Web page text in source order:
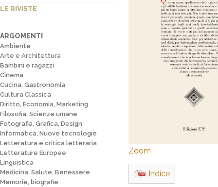
LE RIVISTE
ARGOMENTI
Ambiente
Arte e Architettura
Bambini e ragazzi
Cinema
Cucina, Gastronomia
Cultura Classica
Diritto, Economia, Marketing
Filosofia, Scienze umane
Fotografia, Grafica, Design
Informatica, Nuove tecnologie
Letteratura e critica letteraria
Letterature Europee
Linguistica
Medicina, Salute, Benessere
Memorie, biografie
Zoom
Indice